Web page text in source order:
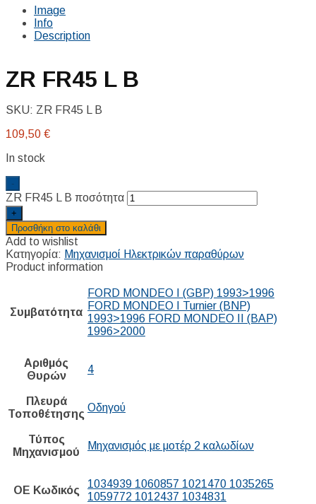
Image
Info
Description
ZR FR45 L B
SKU: ZR FR45 L B
109,50 €
In stock
-
ZR FR45 L B ποσότητα
+
Προσθήκη στο καλάθι
Add to wishlist
Κατηγορία: Μηχανισμοί Ηλεκτρικών παραθύρων
Product information
Συμβατότητα
FORD MONDEO I (GBP) 1993>1996
FORD MONDEO I Turnier (BNP)
1993>1996 FORD MONDEO II (BAP)
1996>2000
Αριθμός
Θυρών
4
Πλευρά
Τοποθέτησης
Οδηγού
Τύπος
Μηχανισμού
Μηχανισμός με μοτέρ 2 καλωδίων
ΟΕ Κωδικός
1034939 1060857 1021470 1035265
1059772 1012437 1034831